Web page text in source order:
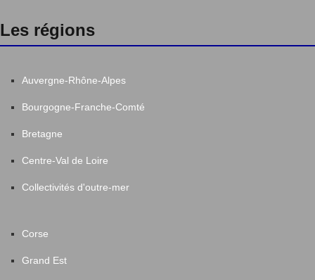
Les régions
Auvergne-Rhône-Alpes
Bourgogne-Franche-Comté
Bretagne
Centre-Val de Loire
Collectivités d'outre-mer
Corse
Grand Est